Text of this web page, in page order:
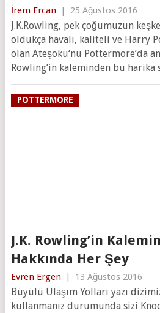
İrem Ercan | 25 Ağustos 2016
J.K.Rowling, pek çoğumuzun
oldukça havalı, kaliteli ve Harry
olan Ateşoku‘nu Pottermore’da
Rowling’in kaleminden bu harika
POTTERMORE
J.K. Rowling’in
Hakkında Her Şey
Evren Ergen 13 Ağustos 2016
Büyülü Ulaşım Yolları yazı
kullanmanız durumunda sizi